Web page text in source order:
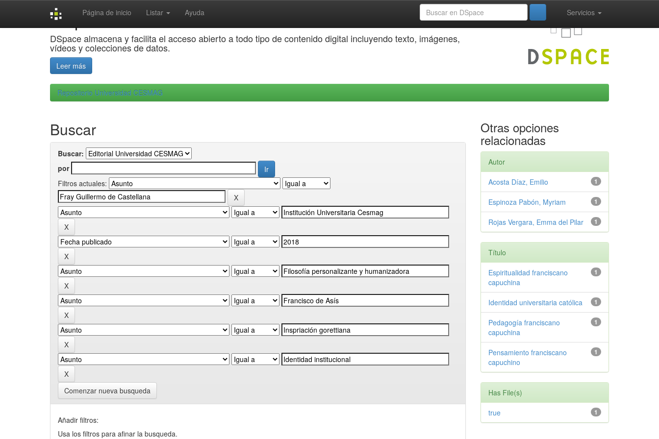
Página de inicio Listar Ayuda Servicios
DSpace
DSpace almacena y facilita el acceso abierto a todo tipo de contenido digital incluyendo texto, imágenes,
vídeos y colecciones de datos.
Leer más
Repositorio Universidad CESMAG
Buscar
Buscar:
por
Filtros actuales:
Comenzar nueva busqueda
Añadir filtros:
Usa los filtros para afinar la busqueda.
Otras opciones
relacionadas
Autor
1
Acosta Díaz, Emilio
1
Espinoza Pabón, Myriam
1
Rojas Vergara, Emma del Pilar
Título
1
Espiritualidad franciscano
capuchina
1
Identidad universitaria católica
1
Pedagogía franciscano
capuchina
1
Pensamiento franciscano
capuchino
Has File(s)
1
true